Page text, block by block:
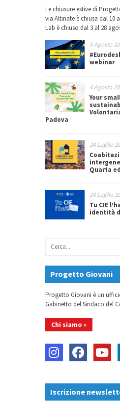
Le chiusure estive di
via Altinate è chiusa dal 10
Lab è chiuso dal 3 al 28
5 Agosto
webinar
4 Agosto
Your
Padova
24 Luglio
Quarta
24 Luglio
Tu CIE
identità
Progetto Giovani
Progetto Giovani è un
Gabinetto del Sindaco del
Chi siamo »
Iscrizione